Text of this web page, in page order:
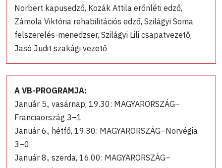
Norbert kapusedző, Kozák Attila erőnléti edző,
Zámola Viktória rehabilitációs edző, Szilágyi Soma
felszerelés-menedzser, Szilágyi Lili csapatvezető,
Jasó Judit szakági vezető
A VB-PROGRAMJA:
Január 5., vasárnap, 19.30: MAGYARORSZÁG–
Franciaország 3–1
Január 6., hétfő, 19.30: MAGYARORSZÁG–Norvégia
3–0
Január 8., szerda, 16.00: MAGYARORSZÁG–